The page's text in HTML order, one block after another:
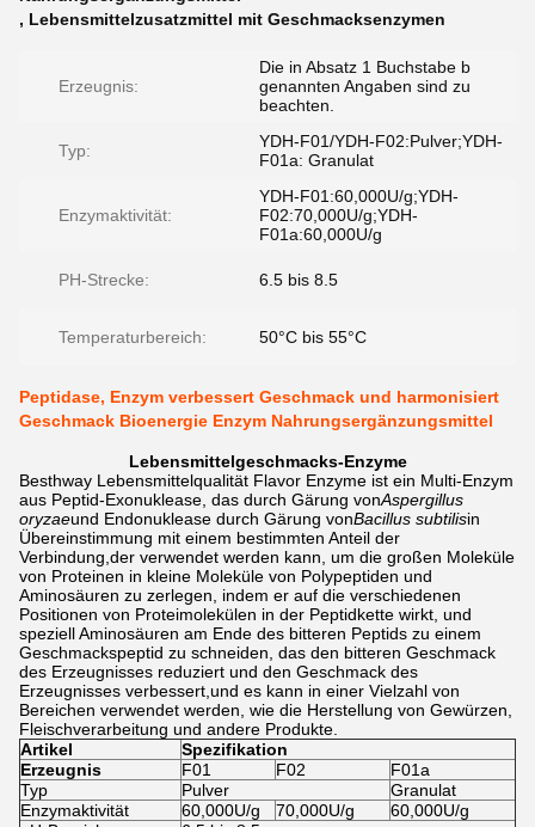
, Lebensmittelzusatzmittel mit Geschmacksenzymen
Erzeugnis:
Die in Absatz 1 Buchstabe b
genannten Angaben sind zu
beachten.
Typ:
YDH-F01/YDH-F02:Pulver;YDH-
F01a: Granulat
Enzymaktivität:
YDH-F01:60,000U/g;YDH-
F02:70,000U/g;YDH-
F01a:60,000U/g
PH-Strecke: 6.5 bis 8.5
Temperaturbereich: 50°C bis 55°C
Peptidase, Enzym verbessert Geschmack und harmonisiert
Geschmack Bioenergie Enzym Nahrungsergänzungsmittel
Lebensmittelgeschmacks-Enzyme
Besthway Lebensmittelqualität Flavor Enzyme ist ein Multi-Enzym
aus Peptid-Exonuklease, das durch Gärung vonAspergillus
oryzaeund Endonuklease durch Gärung vonBacillus subtilisin
Übereinstimmung mit einem bestimmten Anteil der
Verbindung,der verwendet werden kann, um die großen Moleküle
von Proteinen in kleine Moleküle von Polypeptiden und
Aminosäuren zu zerlegen, indem er auf die verschiedenen
Positionen von Proteimolekülen in der Peptidkette wirkt, und
speziell Aminosäuren am Ende des bitteren Peptids zu einem
Geschmackspeptid zu schneiden, das den bitteren Geschmack
des Erzeugnisses reduziert und den Geschmack des
Erzeugnisses verbessert,und es kann in einer Vielzahl von
Bereichen verwendet werden, wie die Herstellung von Gewürzen,
Fleischverarbeitung und andere Produkte.
Artikel
Spezifikation
Erzeugnis
F01 F02
F01a
Typ
Pulver
Granulat
Enzymaktivität
60,000U/g 70,000U/g
60,000U/g